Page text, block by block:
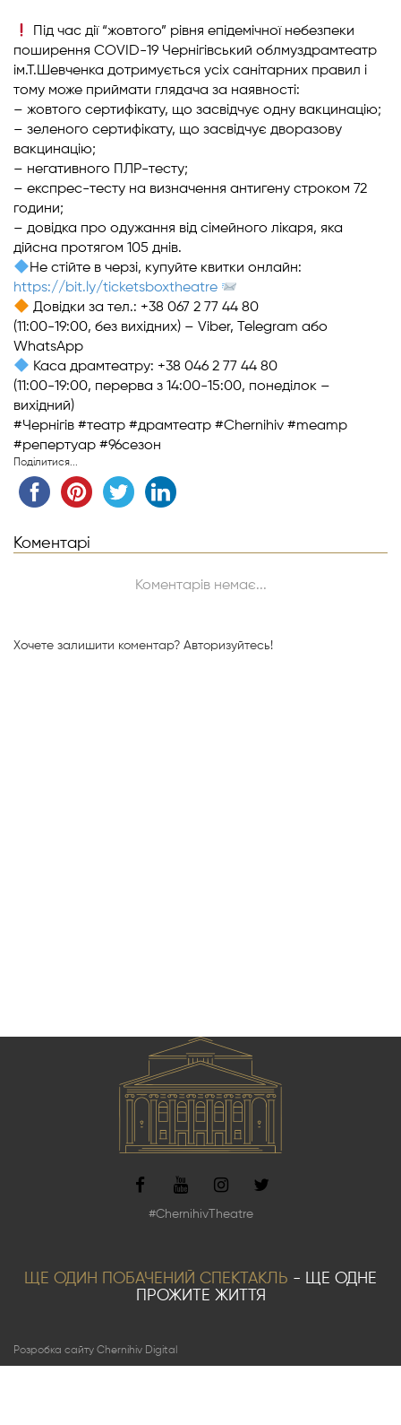
Під час дії “жовтого” рівня епідемічної небезпеки
поширення COVID-19 Чернігівський облмуздрамтеатр
ім.Т.Шевченка дотримується усіх санітарних правил і
тому може приймати глядача за наявності:
– жовтого сертифікату, що засвідчує одну вакцинацію;
– зеленого сертифікату, що засвідчує дворазову
вакцинацію;
– негативного ПЛР-тесту;
– експрес-тесту на визначення антигену строком 72
години;
– довідка про одужання від сімейного лікаря, яка
дійсна протягом 105 днів.
Не стійте в черзі, купуйте квитки онлайн:
https://bit.ly/ticketsboxtheatre
Довідки за тел.: +38 067 2 77 44 80
(11:00-19:00, без вихідних) – Viber, Telegram або
WhatsApp
Каса драмтеатру: +38 046 2 77 44 80
(11:00-19:00, перерва з 14:00-15:00, понеділок –
вихідний)
#Чернігів #театр #драмтеатр #Chernihiv #meamp
#репертуар #96сезон
Поділитися...
Коментарі
Коментарів немає...
Хочете залишити коментар? Авторизуйтесь!
#ChernihivTheatre
ЩЕ ОДИН ПОБАЧЕНИЙ СПЕКТАКЛЬ - ЩЕ ОДНЕ
ПРОЖИТЕ ЖИТТЯ
Розробка сайту Chernihiv Digital